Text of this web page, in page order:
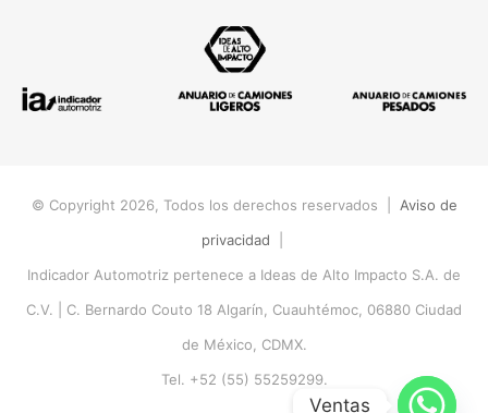
© Copyright 2026, Todos los derechos reservados | Aviso de
privacidad
Indicador Automotriz pertenece a Ideas de Alto Impacto S.A. de
C.V. | C. Bernardo Couto 18 Algarín, Cuauhtémoc, 06880 Ciudad
de México, CDMX.
Tel. +52 (55) 55259299.
Ventas